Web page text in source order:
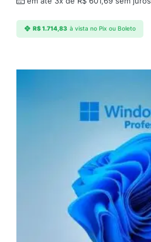
R$1.714,83 à vista no Pix ou Boleto